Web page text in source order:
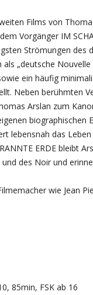
Films von
Vorgänger IM
Strömungen des
„deutsche
ein häufig
Neben berühmten
Arslan zum
biographischen
lebensnah das
ERDE bleibt
des Noir und
wie Jean
85min, FSK ab 16